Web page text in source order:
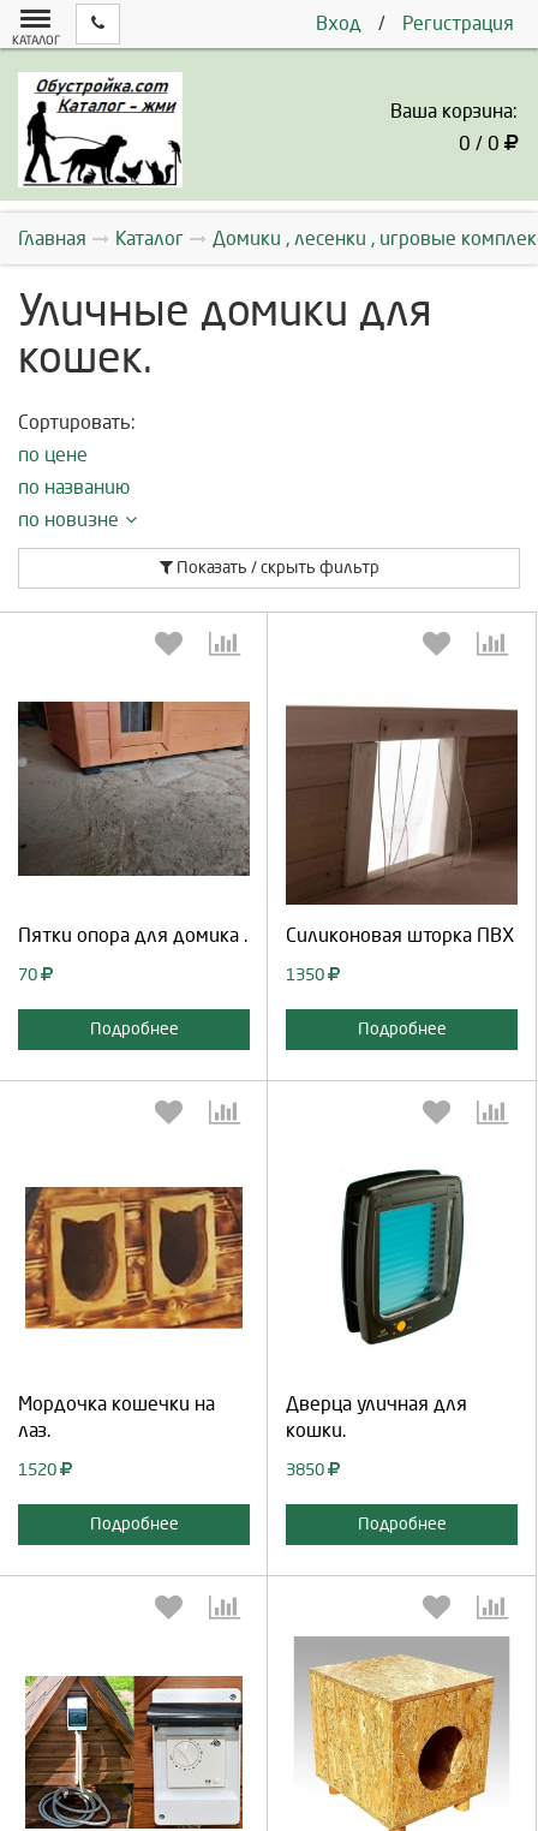
Вход / Регистрация
КАТАЛОГ
Ваша корзина:
0 / 0
Главная Каталог Домики , лесенки , игровые
Уличные домики для
кошек.
Сортировать:
по цене
по названию
по новизне
Показать / скрыть фильтр
Пятки опора для домика .
70
Подробнее
Выберите количество:
Силиконовая шторка ПВХ
1350
Подробнее
Выберите количество:
Продолжить
Мордочка кошечки на
лаз.
1520
Подробнее
Выберите количество:
Дверца уличная для
кошки.
3850
Подробнее
Выберите количество:
Выберите количество: Выберите количество: